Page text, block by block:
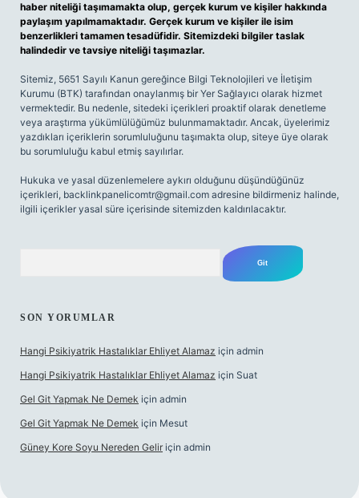
haber niteliği taşımamakta olup, gerçek kurum ve kişiler hakkında
paylaşım yapılmamaktadır. Gerçek kurum ve kişiler ile isim
benzerlikleri tamamen tesadüfidir. Sitemizdeki bilgiler taslak
halindedir ve tavsiye niteliği taşımazlar.
Sitemiz, 5651 Sayılı Kanun gereğince Bilgi Teknolojileri ve İletişim
Kurumu (BTK) tarafından onaylanmış bir Yer Sağlayıcı olarak hizmet
vermektedir. Bu nedenle, sitedeki içerikleri proaktif olarak denetleme
veya araştırma yükümlülüğümüz bulunmamaktadır. Ancak, üyelerimiz
yazdıkları içeriklerin sorumluluğunu taşımakta olup, siteye üye olarak
bu sorumluluğu kabul etmiş sayılırlar.
Hukuka ve yasal düzenlemelere aykırı olduğunu düşündüğünüz
içerikleri, backlinkpanelicomtr@gmail.com adresine bildirmeniz halinde,
ilgili içerikler yasal süre içerisinde sitemizden kaldırılacaktır.
SON YORUMLAR
Hangi Psikiyatrik Hastalıklar Ehliyet Alamaz için admin
Hangi Psikiyatrik Hastalıklar Ehliyet Alamaz için Suat
Gel Git Yapmak Ne Demek için admin
Gel Git Yapmak Ne Demek için Mesut
Güney Kore Soyu Nereden Gelir için admin